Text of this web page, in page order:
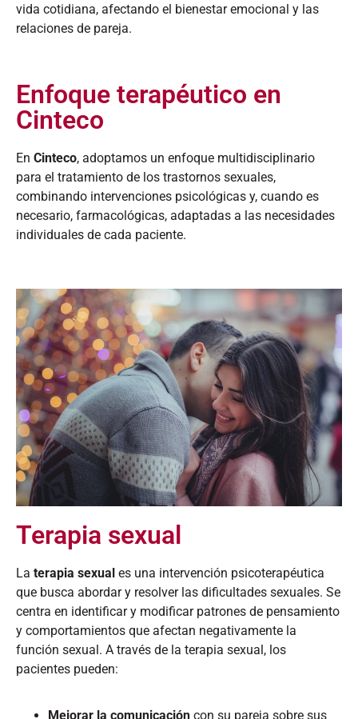
vida cotidiana, afectando el bienestar emocional y las
relaciones de pareja.​
Enfoque terapéutico en
Cinteco
En Cinteco, adoptamos un enfoque multidisciplinario
para el tratamiento de los trastornos sexuales,
combinando intervenciones psicológicas y, cuando es
necesario, farmacológicas, adaptadas a las necesidades
individuales de cada paciente.​
Terapia sexual
La terapia sexual es una intervención psicoterapéutica
que busca abordar y resolver las dificultades sexuales. Se
centra en identificar y modificar patrones de pensamiento
y comportamientos que afectan negativamente la
función sexual. A través de la terapia sexual, los
pacientes pueden:​
Mejorar la comunicación con su pareja sobre sus